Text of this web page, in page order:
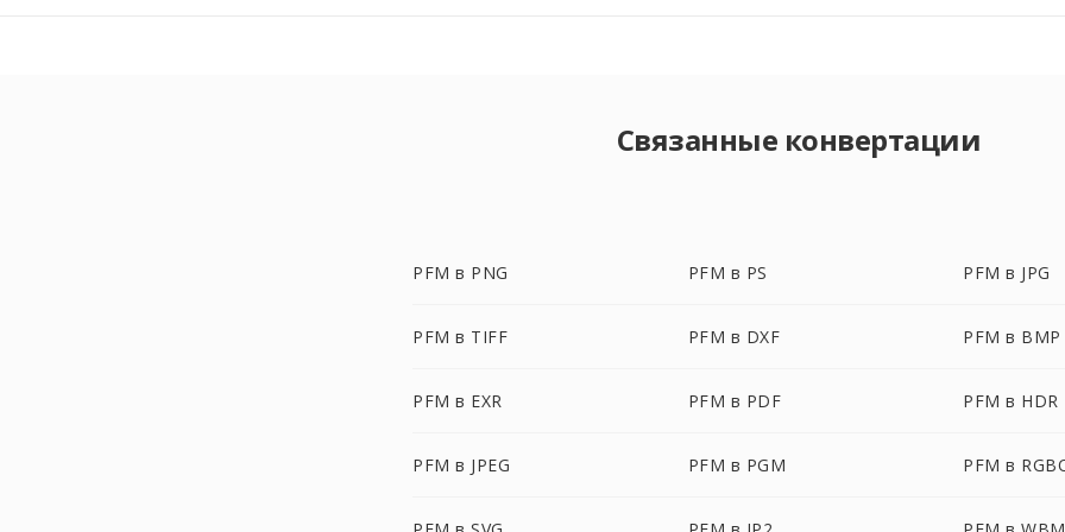
Связанные конвертации
PFM в PNG PFM в PS PFM в JPG
PFM в TIFF PFM в DXF PFM в BMP
PFM в EXR PFM в PDF PFM в HDR
PFM в JPEG PFM в PGM PFM в